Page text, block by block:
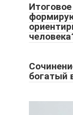
богатый